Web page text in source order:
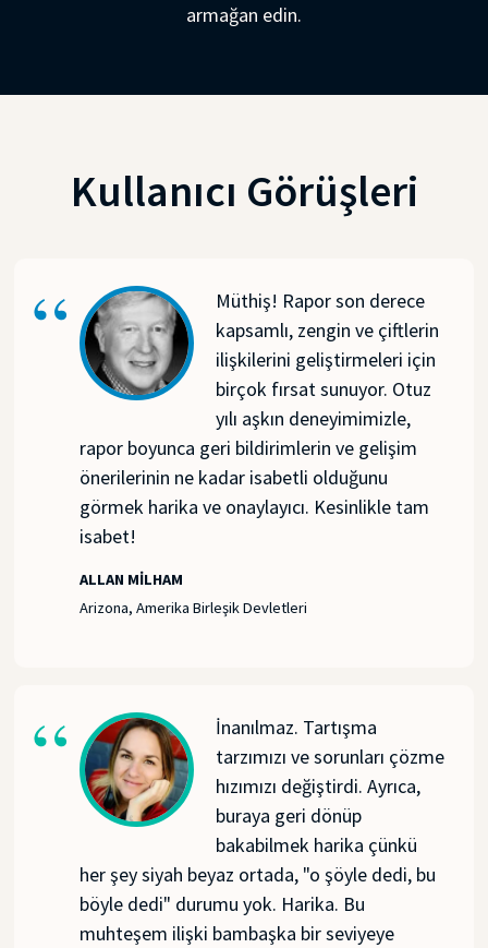
armağan edin.
Kullanıcı Görüşleri
Müthiş! Rapor son derece
kapsamlı, zengin ve çiftlerin
ilişkilerini geliştirmeleri için
birçok fırsat sunuyor. Otuz
yılı aşkın deneyimimizle,
rapor boyunca geri bildirimlerin ve gelişim
önerilerinin ne kadar isabetli olduğunu
görmek harika ve onaylayıcı. Kesinlikle tam
isabet!
ALLAN MILHAM
Arizona, Amerika Birleşik Devletleri
İnanılmaz. Tartışma
tarzımızı ve sorunları çözme
hızımızı değiştirdi. Ayrıca,
buraya geri dönüp
bakabilmek harika çünkü
her şey siyah beyaz ortada, "o şöyle dedi, bu
böyle dedi" durumu yok. Harika. Bu
muhteşem ilişki bambaşka bir seviyeye